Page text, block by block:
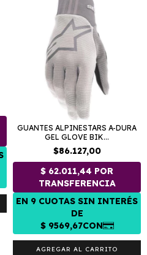
GUANTES ALPINESTARS A-DURA
GEL GLOVE BIK...
$86.127,00
AGREGAR AL CARRITO